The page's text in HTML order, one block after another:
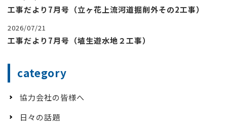
工事だより7月号（立ヶ花上流河道掘削外その2工事）
2026/07/21
工事だより7月号（埴生遊水地２工事）
category
協力会社の皆様へ
日々の話題